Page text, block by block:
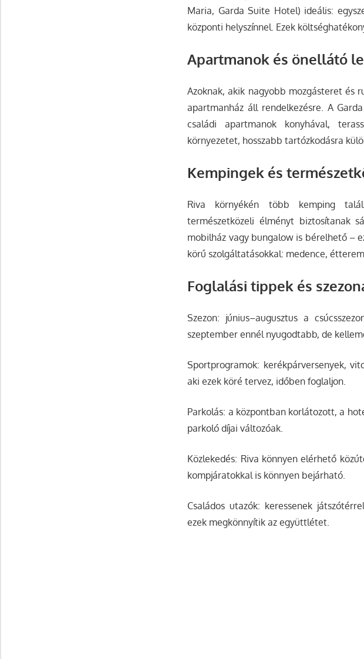
Maria, Garda Suite Hotel) ideális:
központi helyszínnel. Ezek
Apartmanok és önellátó
Azoknak, akik nagyobb mozgásteret és
apartmanház áll rendelkezésre. A
családi apartmanok konyhával,
környezetet, hosszabb tartózkodásra
Kempingek és
Riva környékén több kemping
természetközeli élményt biztosítanak
mobilház vagy bungalow is bérelhető –
körű szolgáltatásokkal: medence,
Foglalási tippek és
Szezon: június–augusztus a
szeptember ennél nyugodtabb, de
Sportprogramok: kerékpárversenyek,
aki ezek köré tervez, időben foglaljon.
Parkolás: a központban korlátozott, a
parkoló díjai változóak.
Közlekedés: Riva könnyen elérhető
kompjáratokkal is könnyen bejárható.
Családos utazók: keressenek
ezek megkönnyítik az együttlétet.